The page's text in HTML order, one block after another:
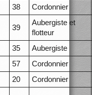
38 Cordonnier
39
Aubergiste et
flotteur
35
Aubergiste
57
Cordonnier
20
Cordonnier